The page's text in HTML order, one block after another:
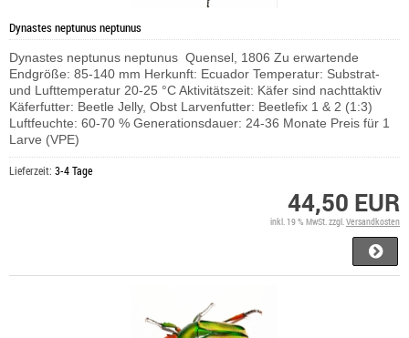
Dynastes neptunus neptunus
Dynastes neptunus neptunus Quensel, 1806 Zu erwartende
Endgröße: 85-140 mm Herkunft: Ecuador Temperatur: Substrat-
und Lufttemperatur 20-25 °C Aktivitätszeit: Käfer sind nachttaktiv
Käferfutter: Beetle Jelly, Obst Larvenfutter: Beetlefix 1 & 2 (1:3)
Luftfeuchte: 60-70 % Generationsdauer: 24-36 Monate Preis für 1
Larve (VPE)
Lieferzeit: 3-4 Tage
44,50 EUR
inkl. 19 % MwSt. zzgl.Versandkosten